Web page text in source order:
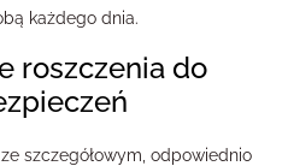
każdego dnia.
szczegółowym, odpowiednio